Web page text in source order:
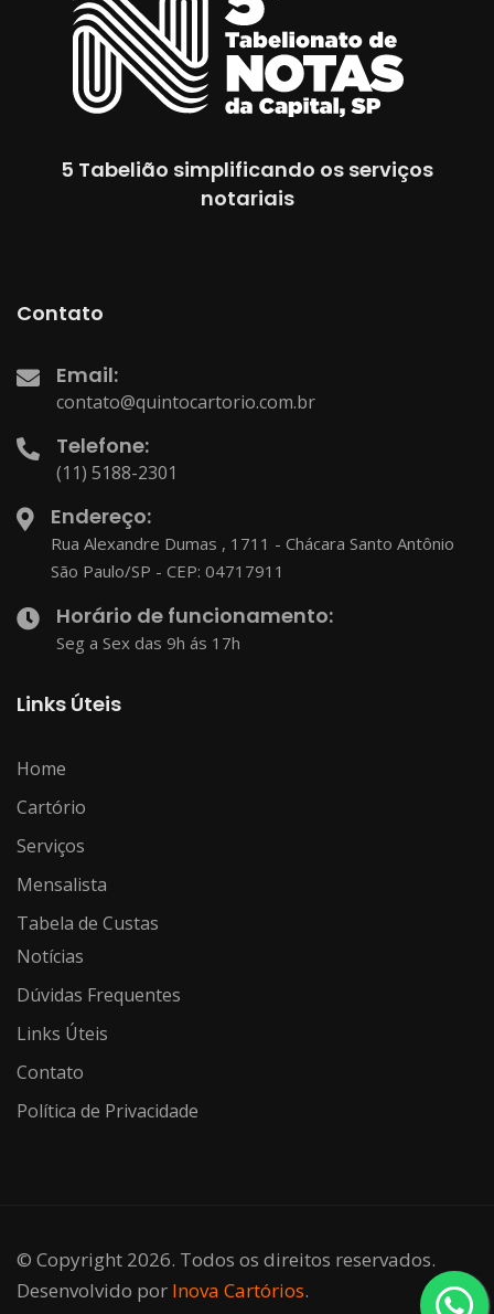
5 Tabelião simplificando os serviços
notariais
Contato
Email:
contato@quintocartorio.com.br
Telefone:
(11) 5188-2301
Endereço:
Rua Alexandre Dumas , 1711 - Chácara Santo Antônio
São Paulo/SP - CEP: 04717911
Horário de funcionamento:
Seg a Sex das 9h ás 17h
Links Úteis
Home
Cartório
Serviços
Mensalista
Tabela de Custas
Notícias
Dúvidas Frequentes
Links Úteis
Contato
Política de Privacidade
© Copyright 2026. Todos os direitos reservados.
Desenvolvido por Inova Cartórios.